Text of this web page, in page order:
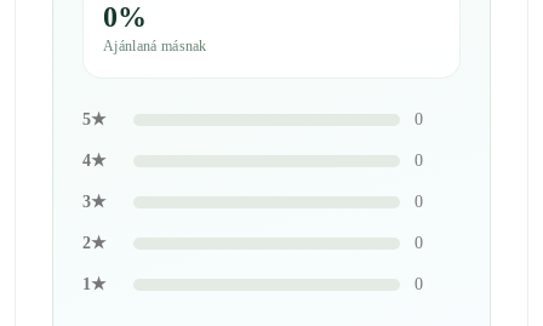
0%
Ajánlaná másnak
5★ 0
4★ 0
3★ 0
2★ 0
1★ 0